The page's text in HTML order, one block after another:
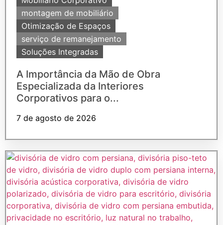
montagem de mobiliário
Otimização de Espaços
serviço de remanejamento
Soluções Integradas
A Importância da Mão de Obra
Especializada da Interiores
Corporativos para o...
7 de agosto de 2026